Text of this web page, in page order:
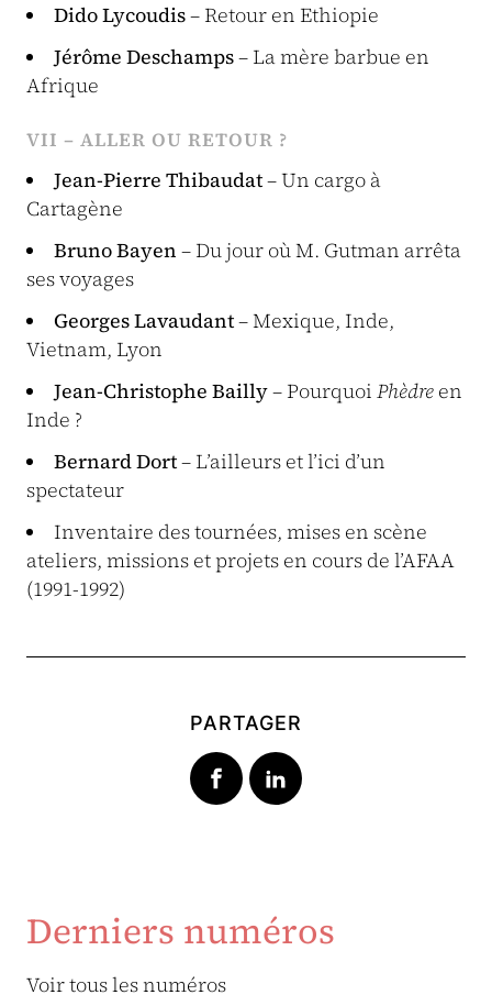
Dido Lycoudis– Retour en Ethiopie
Jérôme Deschamps– La mère barbue en
Afrique
VII – ALLER OU RETOUR ?
Jean-Pierre Thibaudat– Un cargo à
Cartagène
Bruno Bayen – Du jour où M. Gutman arrêta
ses voyages
Georges Lavaudant– Mexique, Inde,
Vietnam, Lyon
Jean-Christophe Bailly– Pourquoi Phèdre en
Inde ?
Bernard Dort– L’ailleurs et l’ici d’un
spectateur
Inventaire des tournées, mises en scène
ateliers, missions et projets en cours de l’AFAA
(1991-1992)
PARTAGER
Derniers numéros
Voir tous les numéros